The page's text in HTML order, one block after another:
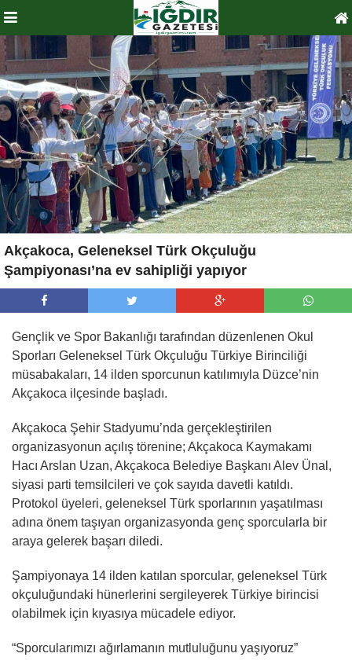
Akçakoca, Geleneksel Türk Okçuluğu
Şampiyonası’na ev sahipliği yapıyor
Gençlik ve Spor Bakanlığı tarafından düzenlenen Okul
Sporları Geleneksel Türk Okçuluğu Türkiye Birinciliği
müsabakaları, 14 ilden sporcunun katılımıyla Düzce’nin
Akçakoca ilçesinde başladı.
Akçakoca Şehir Stadyumu’nda gerçekleştirilen
organizasyonun açılış törenine; Akçakoca Kaymakamı
Hacı Arslan Uzan, Akçakoca Belediye Başkanı Alev Ünal,
siyasi parti temsilcileri ve çok sayıda davetli katıldı.
Protokol üyeleri, geleneksel Türk sporlarının yaşatılması
adına önem taşıyan organizasyonda genç sporcularla bir
araya gelerek başarı diledi.
Şampiyonaya 14 ilden katılan sporcular, geleneksel Türk
okçuluğundaki hünerlerini sergileyerek Türkiye birincisi
olabilmek için kıyasıya mücadele ediyor.
“Sporcularımızı ağırlamanın mutluluğunu yaşıyoruz”